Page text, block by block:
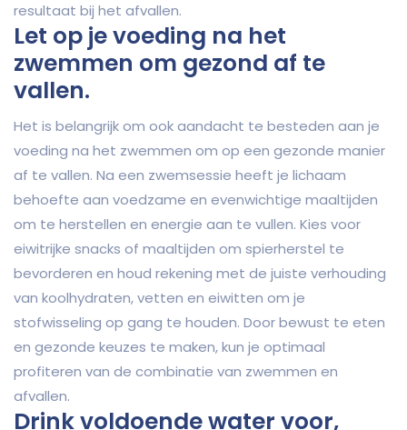
resultaat bij het afvallen.
Let op je voeding na het
zwemmen om gezond af te
vallen.
Het is belangrijk om ook aandacht te besteden aan je
voeding na het zwemmen om op een gezonde manier
af te vallen. Na een zwemsessie heeft je lichaam
behoefte aan voedzame en evenwichtige maaltijden
om te herstellen en energie aan te vullen. Kies voor
eiwitrijke snacks of maaltijden om spierherstel te
bevorderen en houd rekening met de juiste verhouding
van koolhydraten, vetten en eiwitten om je
stofwisseling op gang te houden. Door bewust te eten
en gezonde keuzes te maken, kun je optimaal
profiteren van de combinatie van zwemmen en
afvallen.
Drink voldoende water voor,